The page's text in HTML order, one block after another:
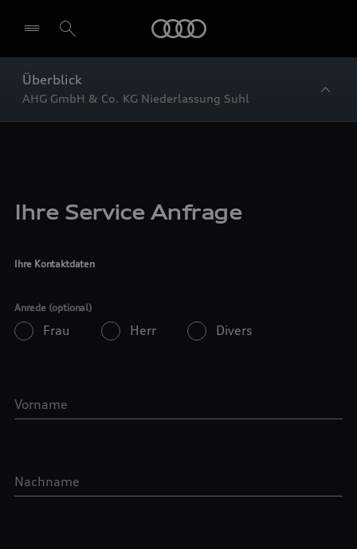
Überblick
AHG GmbH & Co. KG Niederlassung Suhl